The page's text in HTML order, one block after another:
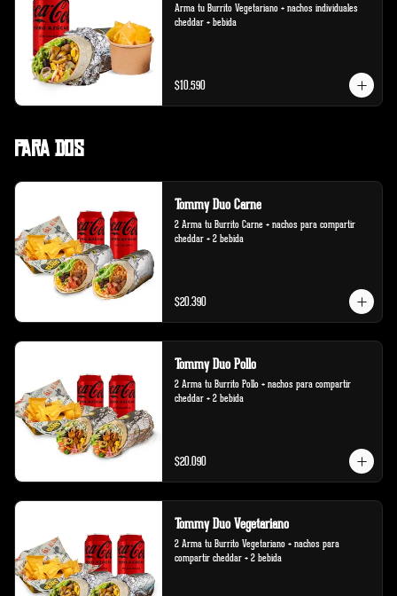
Arma tu Burrito Vegetariano + nachos individuales
cheddar + bebida
$10.590
Para Dos
Tommy Duo Carne
2 Arma tu Burrito Carne + nachos para compartir
cheddar + 2 bebida
$20.390
Tommy Duo Pollo
2 Arma tu Burrito Pollo + nachos para compartir
cheddar + 2 bebida
$20.090
Tommy Duo Vegetariano
2 Arma tu Burrito Vegetariano + nachos para
compartir cheddar + 2 bebida